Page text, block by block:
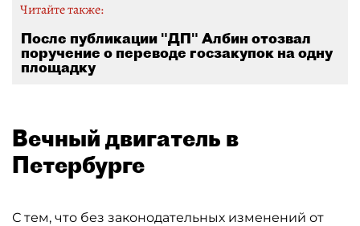
Читайте также:
После публикации "ДП" Албин отозвал
поручение о переводе госзакупок на одну
площадку
Вечный двигатель в
Петербурге
С тем, что без законодательных изменений от